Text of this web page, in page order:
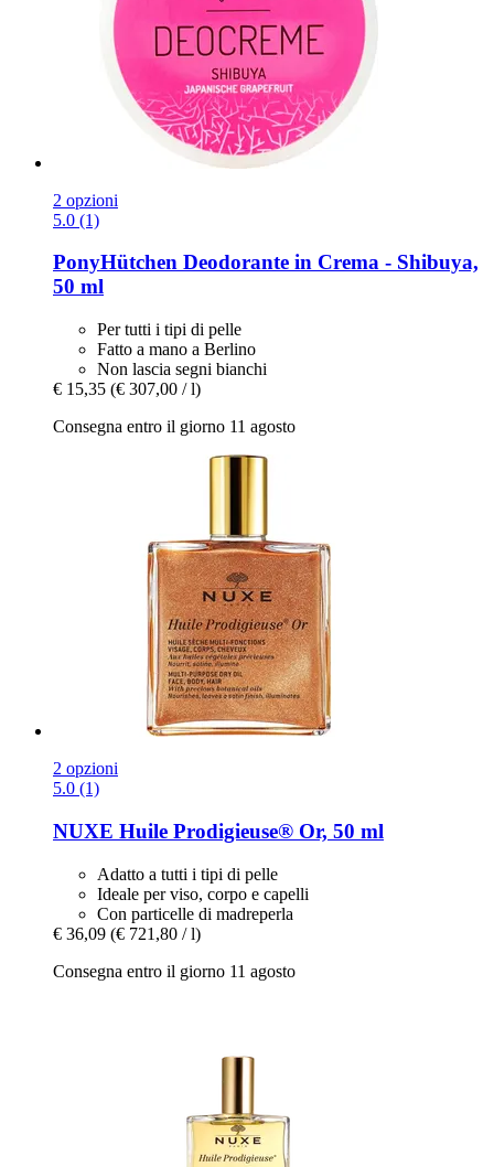
2 opzioni
5.0 (1)
PonyHütchen Deodorante in Crema -​ Shibuya,
50 ml
Per tutti i tipi di pelle
Fatto a mano a Berlino
Non lascia segni bianchi
€ 15,35 (€ 307,00 / l)
Consegna entro il giorno 11 agosto
2 opzioni
5.0 (1)
NUXE Huile Prodigieuse® Or, 50 ml
Adatto a tutti i tipi di pelle
Ideale per viso, corpo e capelli
Con particelle di madreperla
€ 36,09 (€ 721,80 / l)
Consegna entro il giorno 11 agosto